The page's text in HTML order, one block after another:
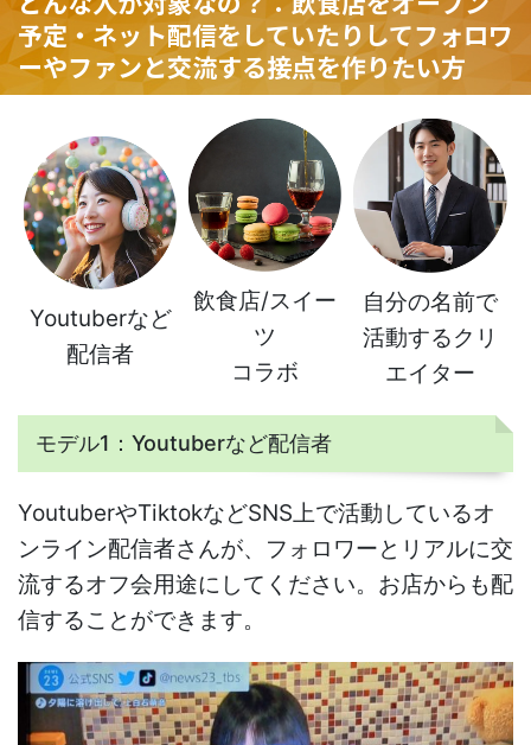
予定・ネット配信をしていたりしてフォロワ
ーやファンと交流する接点を作りたい方
Youtuberなど
配信者
飲食店/スイー
ツ
コラボ
自分の名前で
活動するクリ
エイター
モデル1：Youtuberなど配信者
YoutuberやTiktokなどSNS上で活動しているオ
ンライン配信者さんが、フォロワーとリアルに交
流するオフ会用途にしてください。お店からも配
信することができます。